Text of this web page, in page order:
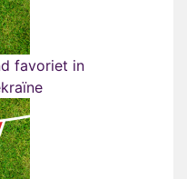
favoriet in